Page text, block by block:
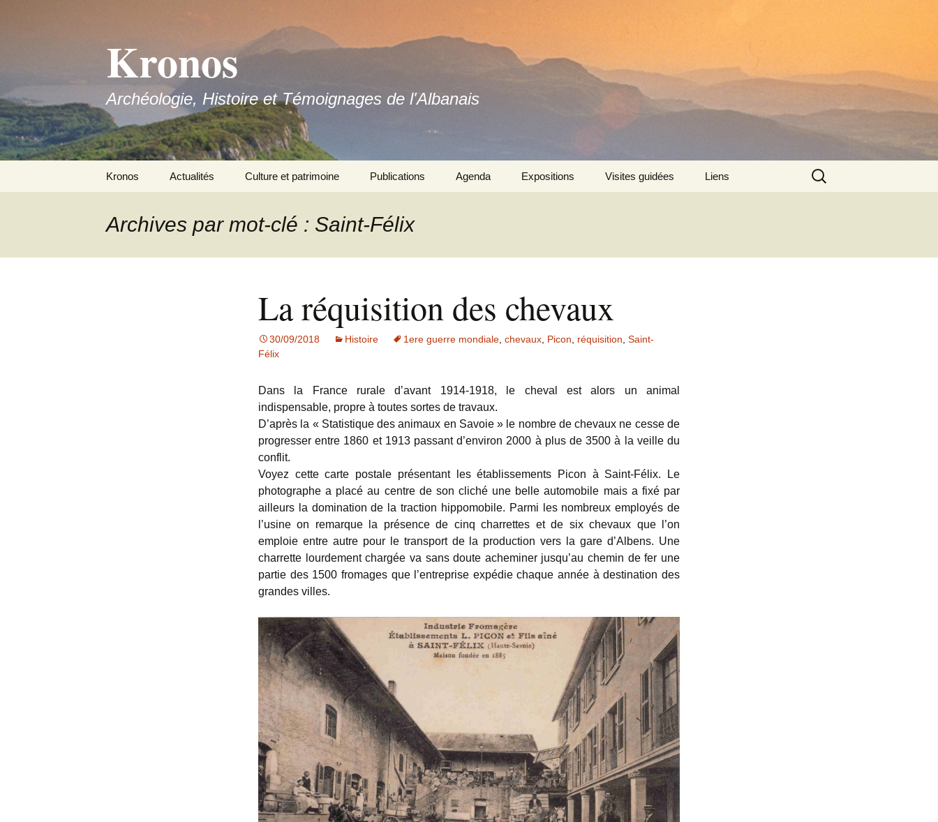
Kronos
Archéologie, Histoire et Témoignages de l'Albanais
Kronos Actualités Culture et patrimoine Publications Agenda Expositions Visites guidées Liens
Rechercher :
Archives par mot-clé : Saint-Félix
La réquisition des chevaux
30/09/2018 Histoire 1ere guerre mondiale chevaux Picon réquisition Saint-
Félix
Dans la France rurale d’avant 1914-1918, le cheval est alors un animal
indispensable, propre à toutes sortes de travaux.
D’après la « Statistique des animaux en Savoie » le nombre de chevaux ne cesse de
progresser entre 1860 et 1913 passant d’environ 2000 à plus de 3500 à la veille du
conflit.
Voyez cette carte postale présentant les établissements Picon à Saint-Félix. Le
photographe a placé au centre de son cliché une belle automobile mais a fixé par
ailleurs la domination de la traction hippomobile. Parmi les nombreux employés de
l’usine on remarque la présence de cinq charrettes et de six chevaux que l’on
emploie entre autre pour le transport de la production vers la gare d’Albens. Une
charrette lourdement chargée va sans doute acheminer jusqu’au chemin de fer une
partie des 1500 fromages que l’entreprise expédie chaque année à destination des
grandes villes.